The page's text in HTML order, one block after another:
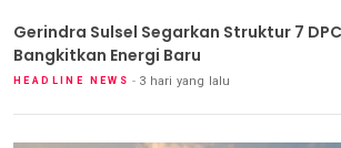
Gerindra Sulsel Segarkan Struktur 7
Bangkitkan Energi Baru
HEADLINE NEWS 3 hari yang lalu